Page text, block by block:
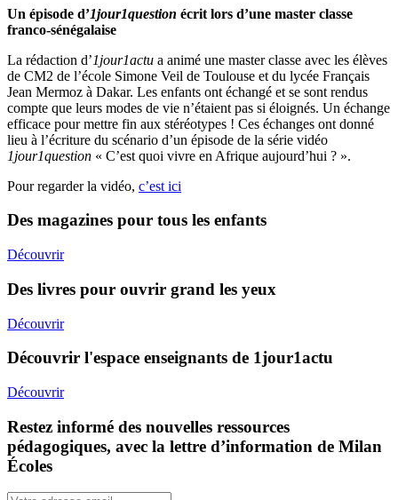
Un épisode d’1jour1question écrit lors d’une master classe
franco-sénégalaise
La rédaction d’1jour1actu a animé une master classe avec les élèves
de CM2 de l’école Simone Veil de Toulouse et du lycée Français
Jean Mermoz à Dakar. Les enfants ont échangé et se sont rendus
compte que leurs modes de vie n’étaient pas si éloignés. Un échange
efficace pour mettre fin aux stéréotypes ! Ces échanges ont donné
lieu à l’écriture du scénario d’un épisode de la série vidéo
1jour1question « C’est quoi vivre en Afrique aujourd’hui ? ».
Pour regarder la vidéo, c’est ici
Des magazines pour tous les enfants
Découvrir
Des livres pour ouvrir grand les yeux
Découvrir
Découvrir l'espace enseignants de 1jour1actu
Découvrir
Restez informé des nouvelles ressources
pédagogiques, avec la lettre d’information de Milan
Écoles